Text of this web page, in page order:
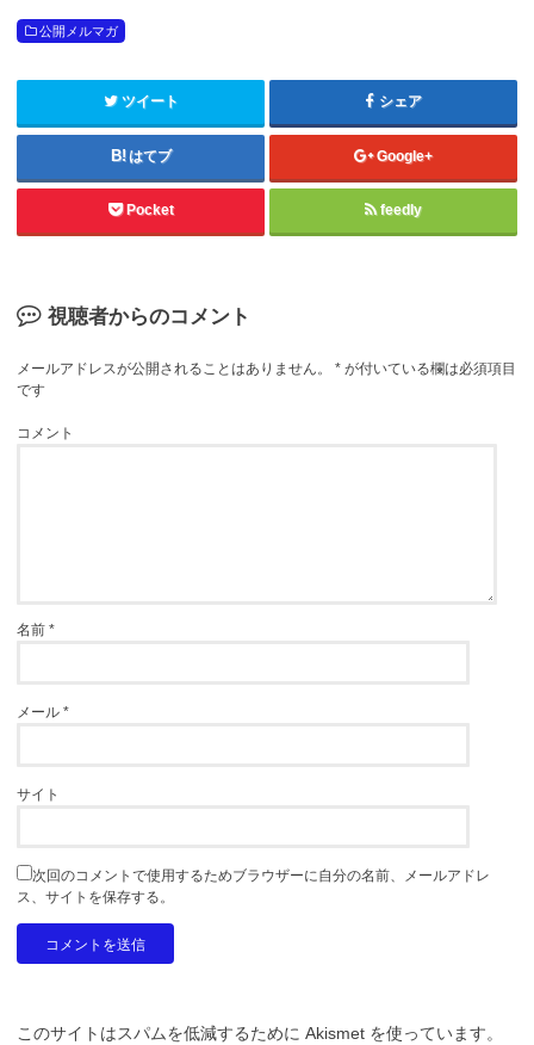
公開メルマガ
ツイート シェア
はてブ Google+
Pocket feedly
視聴者からのコメント
メールアドレスが公開されることはありません。 * が付いている欄は必須項目
です
コメント
名前*
メール*
サイト
次回のコメントで使用するためブラウザーに自分の名前、メールアドレ
ス、サイトを保存する。
このサイトはスパムを低減するために Akismet を使っています。